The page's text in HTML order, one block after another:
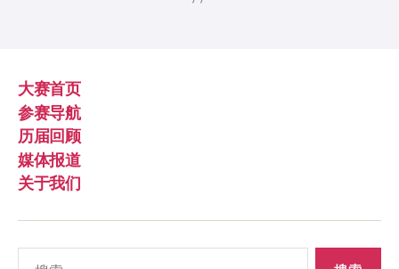
大赛首页
参赛导航
历届回顾
媒体报道
关于我们